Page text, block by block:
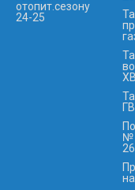
отопит.сезону
24-25
№